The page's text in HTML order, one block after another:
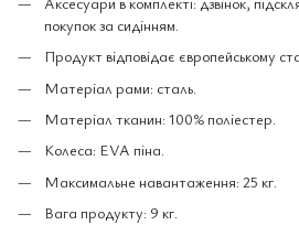
покупок за сидінням.
Продукт відповідає європейському
Матеріал рами: сталь.
Матеріал тканин: 100% поліестер.
Колеса: EVA піна.
Максимальне навантаження: 25 кг.
Вага продукту: 9 кг.